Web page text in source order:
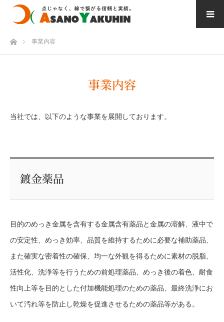
ホーム事業内容
事業内容
当社では、以下のような事業を展開しております。
鍍金薬品
目的のめっき金属を含有する金属含有薬品と金属の溶解、液中で
の安定性、めっき効率、品質を維持するために必要な補助薬品、
また確実な密着性の確保、均一な外観を得るために素材の脱脂、
活性化、洗浄等を行うための前処理薬品、めっき後の着色、耐食
性向上等を目的とした付加機能処理のための薬品、最終洗浄にお
いて汚れ等を防止し乾燥を促進させるための薬品等がある。